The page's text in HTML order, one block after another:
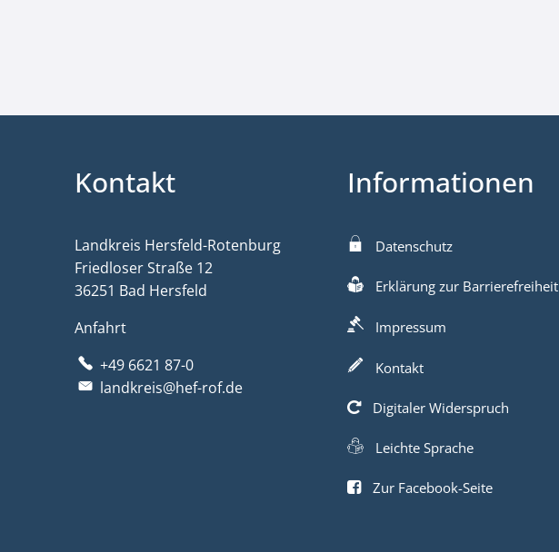
Kontakt
Landkreis Hersfeld-Rotenburg
Friedloser Straße 12
36251 Bad Hersfeld
Anfahrt
+49 6621 87-0
landkreis@hef-rof.de
Informationen
Datenschutz
Erklärung zur Barrierefreiheit
Impressum
Kontakt
Digitaler Widerspruch
Leichte Sprache
Zur Facebook-Seite